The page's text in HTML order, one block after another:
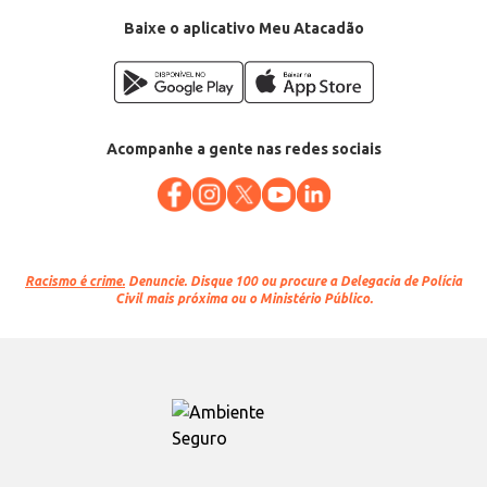
Baixe o aplicativo Meu Atacadão
Acompanhe a gente nas redes sociais
Racismo é crime. Denuncie. Disque 100 ou procure a Delegacia de Polícia
Civil mais próxima ou o Ministério Público.